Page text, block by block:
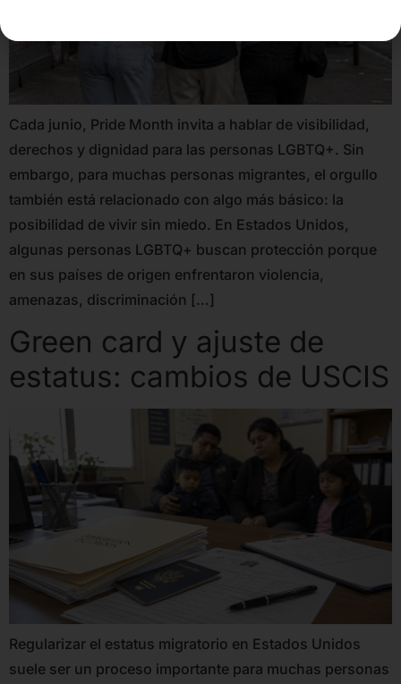
Cada junio, Pride Month invita a hablar de visibilidad,
derechos y dignidad para las personas LGBTQ+. Sin
embargo, para muchas personas migrantes, el orgullo
también está relacionado con algo más básico: la
posibilidad de vivir sin miedo. En Estados Unidos,
algunas personas LGBTQ+ buscan protección porque
en sus países de origen enfrentaron violencia,
amenazas, discriminación […]
Green card y ajuste de
estatus: cambios de USCIS
Regularizar el estatus migratorio en Estados Unidos
suele ser un proceso importante para muchas personas